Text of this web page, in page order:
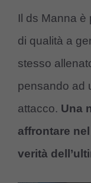
Il ds Manna è
di qualità a
stesso
pensando ad
attacco. Una
affrontare
verità